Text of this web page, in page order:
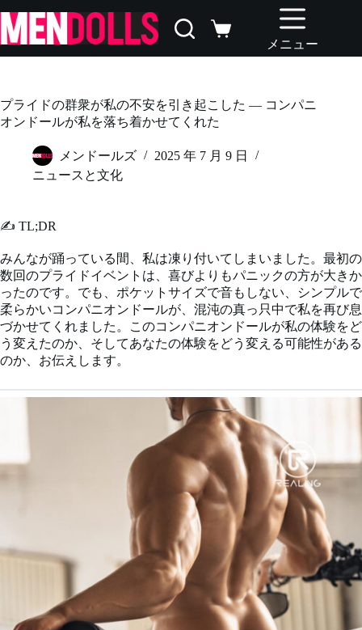
ン
テ
ン
ス
キ
シ
ン
グ
ー
メニュー
プライドの群衆が私の不安を引き起こした — コンパニ
オンドールが私を落ち着かせてくれた
メンドールズ
2025 年 7 月 9 日
ニュースと文化
✍️ TL;DR
みんなが踊っている間、私は凍り付いてしまいました。最初の
数回のプライドイベントは、喜びよりもパニックの方が大きか
ったのです。でも、ポケットサイズで音もしない、シンプルで
柔らかいコンパニオンドールが、混沌の真っ只中で私を再び息
づかせてくれました。このコンパニオンドールが私の体験をど
う変えたのか、そしてあなたの体験をどう変える可能性がある
のか、お伝えします。